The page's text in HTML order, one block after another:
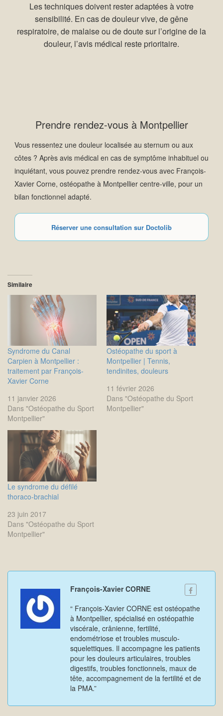
Les techniques doivent rester adaptées à votre
sensibilité. En cas de douleur vive, de gêne
respiratoire, de malaise ou de doute sur l’origine de la
douleur, l’avis médical reste prioritaire.
Prendre rendez-vous à Montpellier
Vous ressentez une douleur localisée au sternum ou aux
côtes ? Après avis médical en cas de symptôme inhabituel ou
inquiétant, vous pouvez prendre rendez-vous avec François-
Xavier Corne, ostéopathe à Montpellier centre-ville, pour un
bilan fonctionnel adapté.
Réserver une consultation sur Doctolib
Similaire
Syndrome du Canal
Carpien à Montpellier :
traitement par François-
Xavier Corne
11 janvier 2026
Dans "Ostéopathe du Sport
Montpellier"
Ostéopathe du sport à
Montpellier | Tennis,
tendinites, douleurs
11 février 2026
Dans "Ostéopathe du Sport
Montpellier"
Le syndrome du défilé
thoraco-brachial
23 juin 2017
Dans "Ostéopathe du Sport
Montpellier"
François-Xavier CORNE
“ François-Xavier CORNE est ostéopathe
à Montpellier, spécialisé en ostéopathie
viscérale, crânienne, fertilité,
endométriose et troubles musculo-
squelettiques. Il accompagne les patients
pour les douleurs articulaires, troubles
digestifs, troubles fonctionnels, maux de
tête, accompagnement de la fertilité et de
la PMA.”